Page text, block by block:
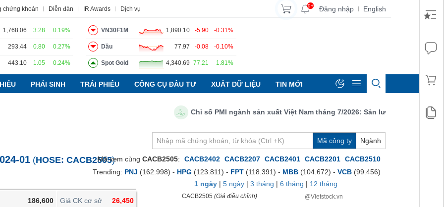
chứng khoán Diễn đàn IR Awards Dịch vụ 9+ Đăng nhập | English
1,768.06 3.28 0.19%
293.44 0.80 0.27%
443.10 1.05 0.24%
VN30F1M 1,890.10 -5.90 -0.31%
Dầu 77.97 -0.08 -0.10%
Spot Gold 4,340.69 77.21 1.81%
PHÁI SINH TRÁI PHIẾU CÔNG CỤ ĐẦU TƯ XUẤT DỮ LIỆU TIN MỚI
Chỉ số PMI ngành sản xuất Việt Nam tháng 7/2026: Sản lượng, số lượng đơn
Mã công ty Ngành
01 (HOSE: CACB2505)
186,600
Giá CK cơ sở
26,450
Mã xem cùng CACB2505: CACB2402 CACB2207 CACB2401 CACB2201 CACB2510
Trending: PNJ (162.998) - HPG (123.811) - FPT (118.391) - MBB (104.672) - VCB (99.456)
1 ngày | 5 ngày | 3 tháng | 6 tháng | 12 tháng
CACB2505 (Giá điều chỉnh) @Vietstock.vn
Tin tức Báo cáo phân tích Thuật ngữ Dịch vụ
DOANH NGHIỆP
PHÁI SINH